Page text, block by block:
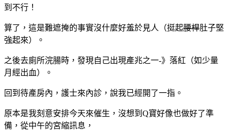
到不行！
算了，這是難遮掩的事實沒什麼好羞於見人（挺起腰桿肚子堅
強起來）。
之後去廁所浣腸時，發現自己出現產兆之一-》落紅（如少量
月經出血）。
回到待產房內，護士來內診，說我已經開了一指。
原本是我刻意安排今天來催生，沒想到Q寶好像也做好了準
備，從中午的宮縮訊息，